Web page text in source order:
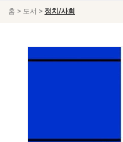
홈 > 도서 > 정치/사회